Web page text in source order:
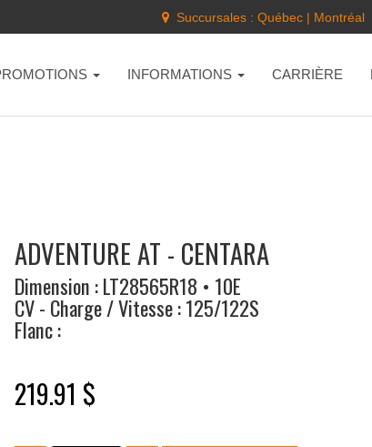
Succursales : Québec | Montréal
INFORMATIONS CARRIÈRE
ADVENTURE AT - CENTARA
Dimension : LT28565R18 • 10E
CV - Charge / Vitesse : 125/122S
Flanc :
219.91 $